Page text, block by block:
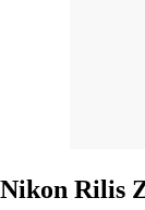
Nikon Rilis